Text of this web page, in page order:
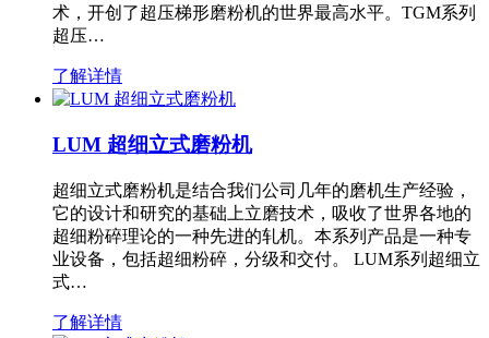
术，开创了超压梯形磨粉机的世界最高水平。TGM系列
超压…
了解详情
LUM 超细立式磨粉机
超细立式磨粉机是结合我们公司几年的磨机生产经验，
它的设计和研究的基础上立磨技术，吸收了世界各地的
超细粉碎理论的一种先进的轧机。本系列产品是一种专
业设备，包括超细粉碎，分级和交付。 LUM系列超细立
式…
了解详情